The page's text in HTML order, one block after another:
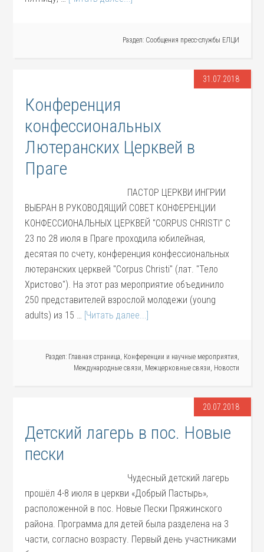
Раздел: Сообщения пресс-службы ЕЛЦИ
31.07.2018
Конференция
конфессиональных
Лютеранских Церквей в
Праге
ПАСТОР ЦЕРКВИ ИНГРИИ
ВЫБРАН В РУКОВОДЯЩИЙ СОВЕТ КОНФЕРЕНЦИИ
КОНФЕССИОНАЛЬНЫХ ЦЕРКВЕЙ "CORPUS CHRISTI" С
23 по 28 июля в Праге проходила юбилейная,
десятая по счету, конференция конфессиональных
лютеранских церквей "Corpus Christi" (лат. "Тело
Христово"). На этот раз мероприятие объединило
250 представителей взрослой молодежи (young
adults) из 15 … [Читать далее...]
Раздел: Главная страница, Конференции и научные мероприятия,
Международные связи, Межцерковные связи, Новости
20.07.2018
Детский лагерь в пос. Новые
пески
Чудесный детский лагерь
прошёл 4-8 июля в церкви «Добрый Пастырь»,
расположенной в пос. Новые Пески Пряжинского
района. Программа для детей была разделена на 3
части, согласно возрасту. Первый день участниками